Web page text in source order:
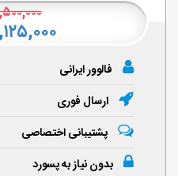
۲,۱۲۵,۰۰۰
فالوور ایرانی
ارسال فوری
پشتیبانی اختصاصی
بدون نیاز به پسورد